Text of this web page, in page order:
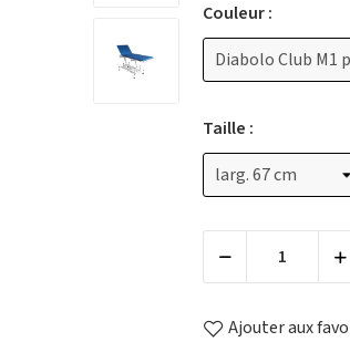
Couleur :
Taille :
Ajouter aux